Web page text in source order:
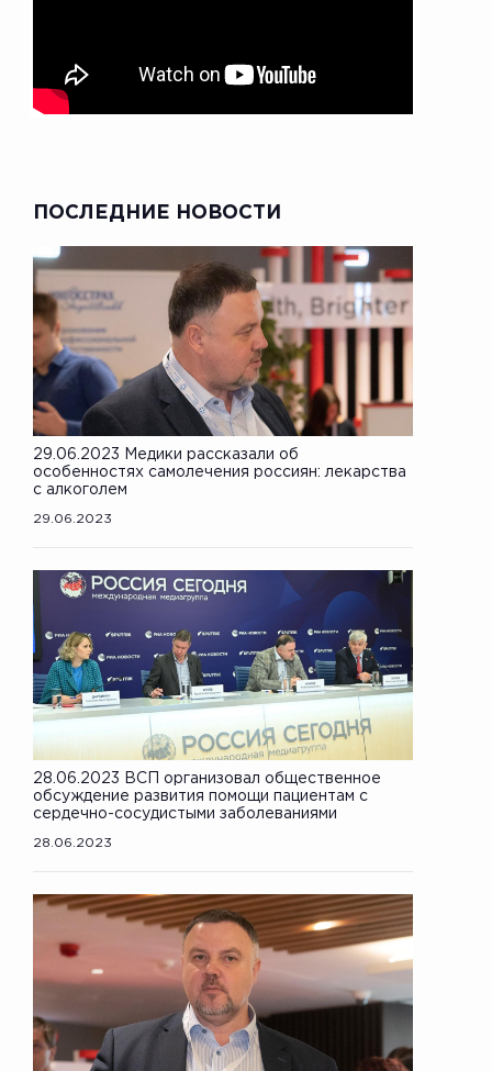
ПОСЛЕДНИЕ НОВОСТИ
29.06.2023 Медики рассказали об
особенностях самолечения россиян: лекарства
с алкоголем
29.06.2023
28.06.2023 ВСП организовал общественное
обсуждение развития помощи пациентам с
сердечно-сосудистыми заболеваниями
28.06.2023